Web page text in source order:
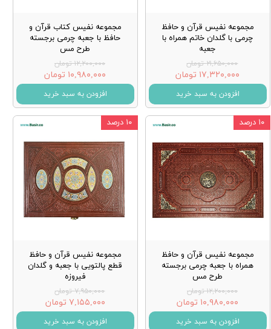
مجموعه نفیس قرآن و حافظ
چرمی با گلدان خاتم همراه با
جعبه
۲۱,۶۵۰,۰۰۰ تومان
۱۷,۳۲۰,۰۰۰ تومان
افزودن به سبد خرید
مجموعه نفیس کتاب قرآن و
حافظ با جعبه چرمی برجسته
طرح مس
۱۲,۲۰۰,۰۰۰ تومان
۱۰,۹۸۰,۰۰۰ تومان
افزودن به سبد خرید
مجموعه نفیس قرآن و حافظ
همراه با جعبه چرمی برجسته
طرح مس
۱۲,۲۰۰,۰۰۰ تومان
۱۰,۹۸۰,۰۰۰ تومان
افزودن به سبد خرید
۱۰ درصد
مجموعه نفیس قرآن و حافظ
قطع پالتویی با جعبه و گلدان
فیروزه
۷,۹۵۰,۰۰۰ تومان
۷,۱۵۵,۰۰۰ تومان
افزودن به سبد خرید
۱۰ درصد